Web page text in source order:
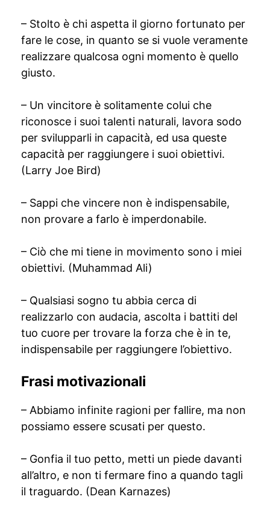
– Stolto è chi aspetta il giorno fortunato per
fare le cose, in quanto se si vuole veramente
realizzare qualcosa ogni momento è quello
giusto.
– Un vincitore è solitamente colui che
riconosce i suoi talenti naturali, lavora sodo
per svilupparli in capacità, ed usa queste
capacità per raggiungere i suoi obiettivi.
(Larry Joe Bird)
– Sappi che vincere non è indispensabile,
non provare a farlo è imperdonabile.
– Ciò che mi tiene in movimento sono i miei
obiettivi. (Muhammad Ali)
– Qualsiasi sogno tu abbia cerca di
realizzarlo con audacia, ascolta i battiti del
tuo cuore per trovare la forza che è in te,
indispensabile per raggiungere l’obiettivo.
Frasi motivazionali
– Abbiamo infinite ragioni per fallire, ma non
possiamo essere scusati per questo.
– Gonfia il tuo petto, metti un piede davanti
all’altro, e non ti fermare fino a quando tagli
il traguardo. (Dean Karnazes)